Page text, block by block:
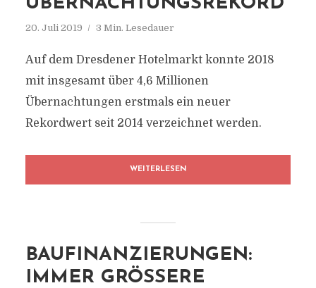
ÜBERNACHTUNGSREKORD
20. Juli 2019 3 Min. Lesedauer
Auf dem Dresdener Hotelmarkt konnte 2018
mit insgesamt über 4,6 Millionen
Übernachtungen erstmals ein neuer
Rekordwert seit 2014 verzeichnet werden.
WEITERLESEN
BAUFINANZIERUNGEN:
IMMER GRÖSSERE K